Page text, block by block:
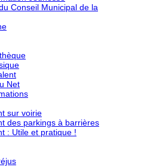
Conseil Municipal de la
Net
sur voirie
des parkings à barrières
: Utile et pratique !